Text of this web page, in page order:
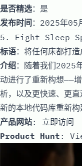
是否精选：是
发布时间 ：2025年
5. Eight Sleep
标语：将任何床都打
介绍：随着我们2025
动进行了重新构想——
析，以及更快速、更
新的本地代码库重新构
产品网站: 立即访问
Product Hunt :